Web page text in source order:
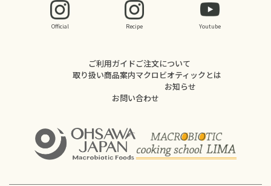
Official Recipe Youtube
ご利用ガイドご注文について
取り扱い商品案内マクロビオティックとは
お知らせ
お問い合わせ